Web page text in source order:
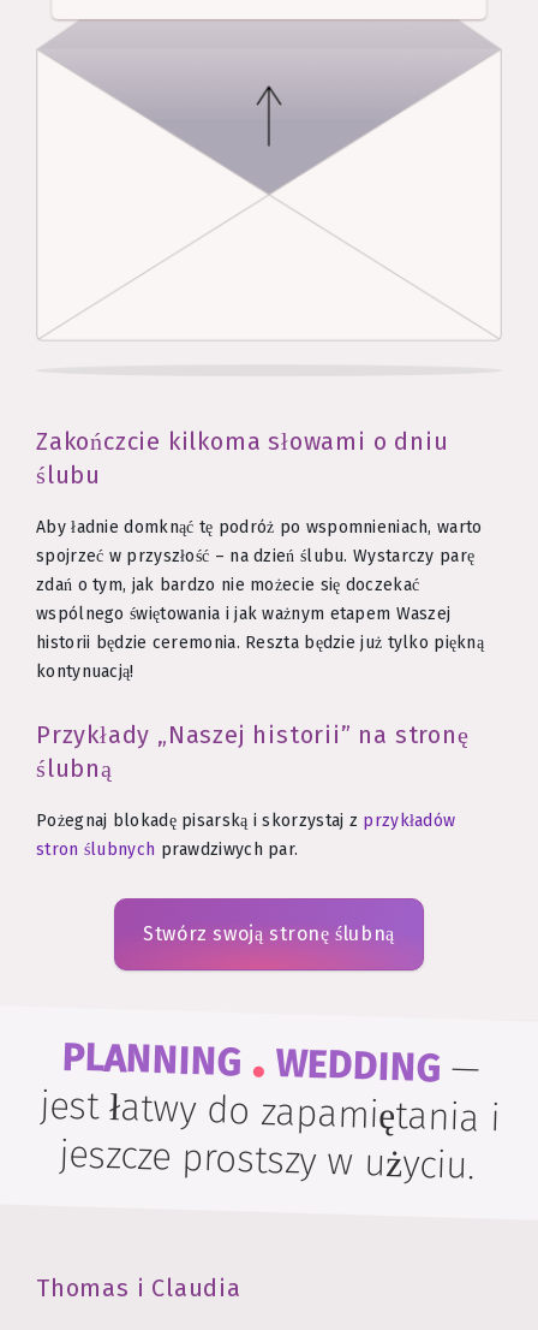
Zakończcie kilkoma słowami o dniu
ślubu
Aby ładnie domknąć tę podróż po wspomnieniach, warto
spojrzeć w przyszłość – na dzień ślubu. Wystarczy parę
zdań o tym, jak bardzo nie możecie się doczekać
wspólnego świętowania i jak ważnym etapem Waszej
historii będzie ceremonia. Reszta będzie już tylko piękną
kontynuacją!
Przykłady „Naszej historii” na stronę
ślubną
Pożegnaj blokadę pisarską i skorzystaj z przykładów
stron ślubnych prawdziwych par.
Stwórz swoją stronę ślubną
PLANNING . WEDDING—
jest łatwy do zapamiętania i
jeszcze prostszy w użyciu.
Thomas i Claudia